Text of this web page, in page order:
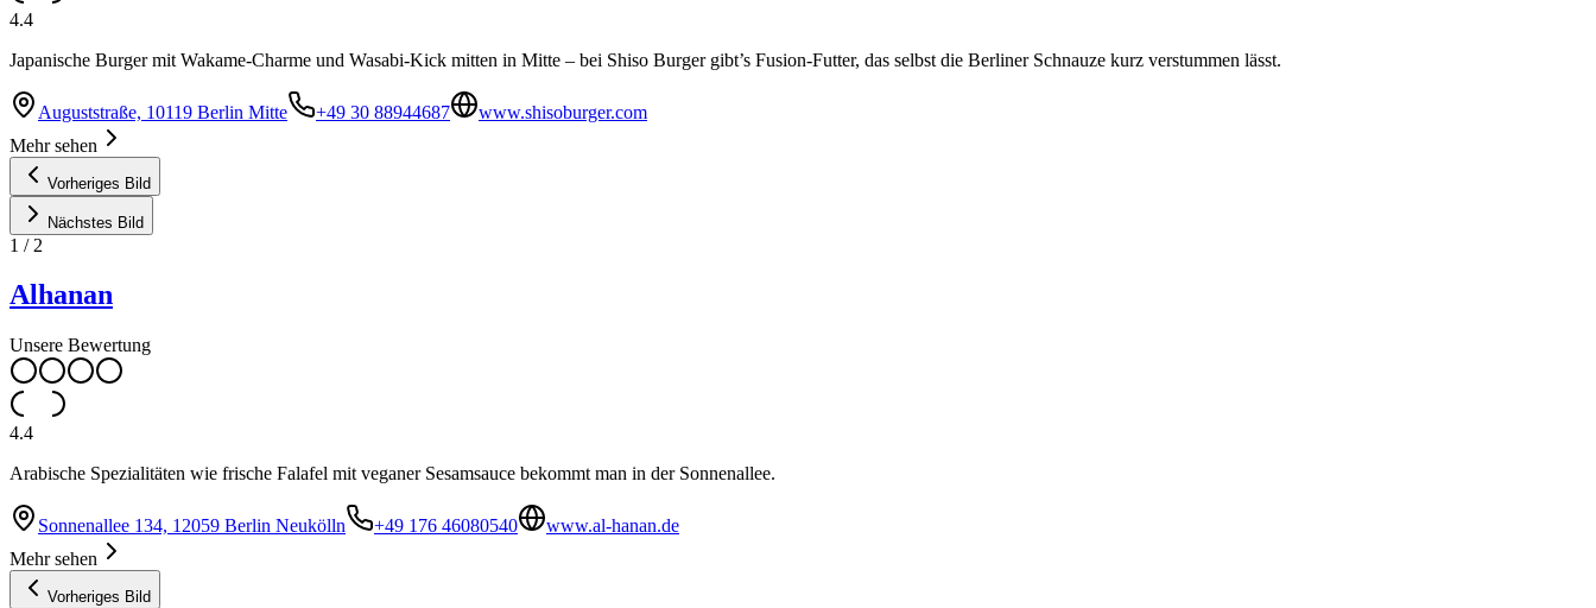
4.4
Japanische Burger mit Wakame-Charme und Wasabi-Kick mitten in Mitte – bei Shiso Burger gibt’s Fusion-Futter, das selbst die Berliner Schnauze kurz verstummen lässt.
Auguststraße, 10119 Berlin Mitte +49 30 88944687
www.shisoburger.com
Mehr sehen
Vorheriges Bild
Nächstes Bild
1 / 2
Alhanan
Unsere Bewertung
4.4
Arabische Spezialitäten wie frische Falafel mit veganer Sesamsauce bekommt man in der Sonnenallee.
Sonnenallee 134, 12059 Berlin Neukölln +49 176 46080540
www.al-hanan.de
Mehr sehen
Vorheriges Bild